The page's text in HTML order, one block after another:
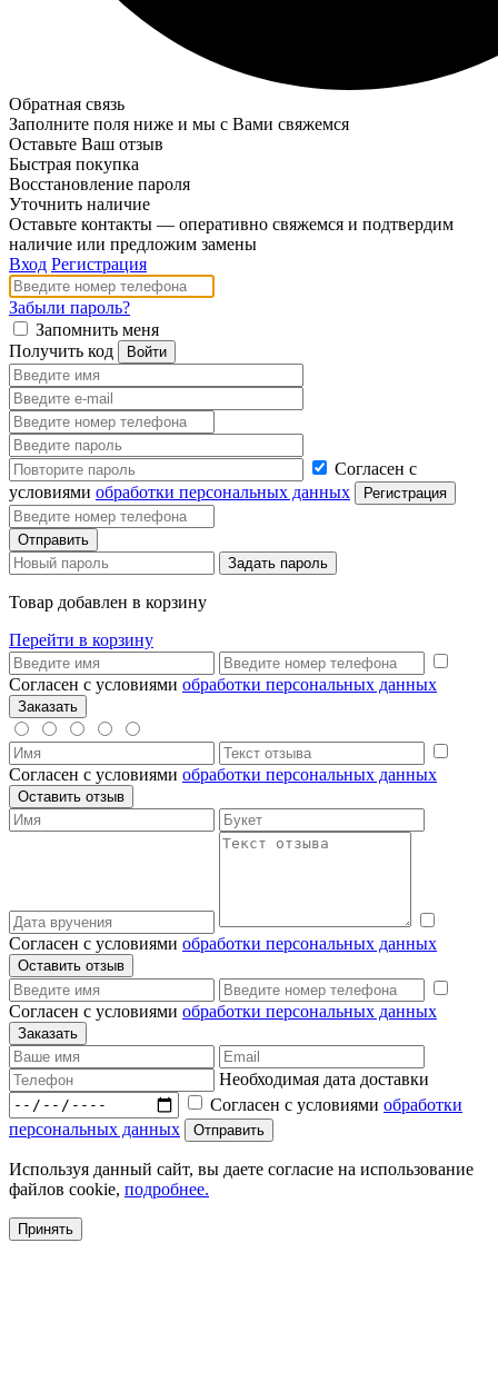
Обратная связь
Заполните поля ниже и мы с Вами свяжемся
Оставьте Ваш отзыв
Быстрая покупка
Восстановление пароля
Уточнить наличие
Оставьте контакты — оперативно свяжемся и подтвердим
наличие или предложим замены
Вход Регистрация
Забыли пароль?
Запомнить меня
Получить код
Согласен с
условиями обработки персональных данных
Товар добавлен в корзину
Перейти в корзину
Согласен с условиями обработки персональных данных
Согласен с условиями обработки персональных данных
Согласен с условиями обработки персональных данных
Согласен с условиями обработки персональных данных
Необходимая дата доставки
Согласен с условиями обработки
персональных данных
Используя данный сайт, вы даете согласие на использование
файлов cookie, подробнее.
Принять